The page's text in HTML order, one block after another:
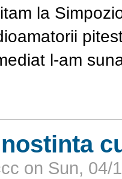
la
l-am
on Sun, 04/